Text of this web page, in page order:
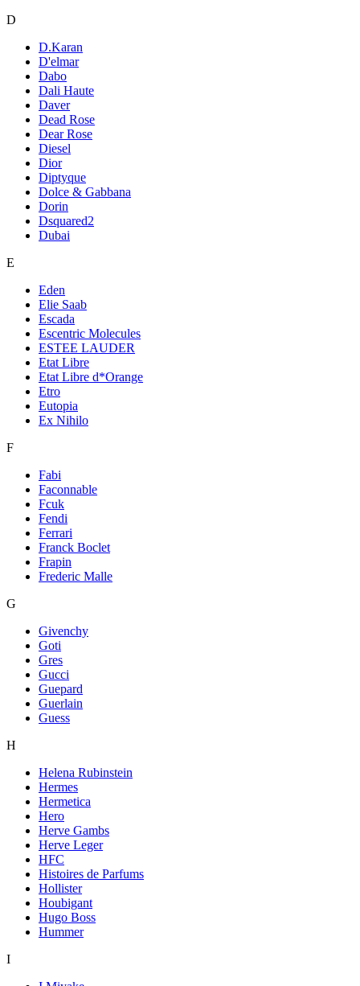
D
D.Karan
D'elmar
Dabo
Dali Haute
Daver
Dead Rose
Dear Rose
Diesel
Dior
Diptyque
Dolce & Gabbana
Dorin
Dsquared2
Dubai
E
Eden
Elie Saab
Escada
Escentric Molecules
ESTEE LAUDER
Etat Libre
Etat Libre d*Orange
Etro
Eutopia
Ex Nihilo
F
Fabi
Faconnable
Fcuk
Fendi
Ferrari
Franck Boclet
Frapin
Frederic Malle
G
Givenchy
Goti
Gres
Gucci
Guepard
Guerlain
Guess
H
Helena Rubinstein
Hermes
Hermetica
Hero
Herve Gambs
Herve Leger
HFC
Histoires de Parfums
Hollister
Houbigant
Hugo Boss
Hummer
I